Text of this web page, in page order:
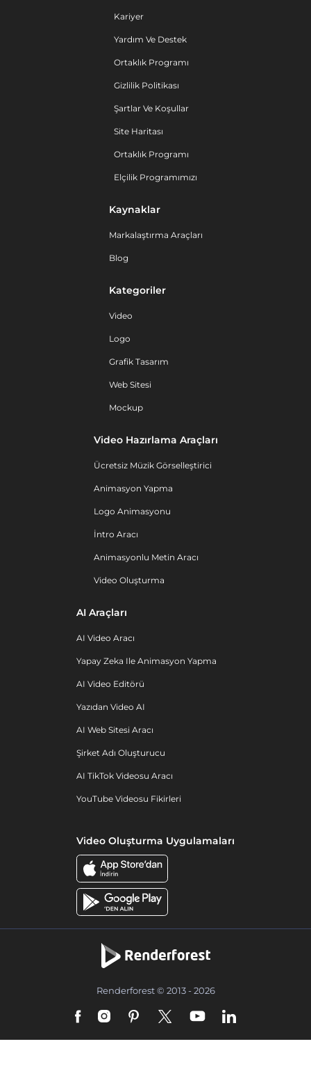
Kariyer
Yardım Ve Destek
Ortaklık Programı
Gizlilik Politikası
Şartlar Ve Koşullar
Site Haritası
Ortaklık Programı
Elçilik Programımızı
Kaynaklar
Markalaştırma Araçları
Blog
Kategoriler
Video
Logo
Grafik Tasarım
Web Sitesi
Mockup
Video Hazırlama Araçları
Ücretsiz Müzik Görselleştirici
Animasyon Yapma
Logo Animasyonu
İntro Aracı
Animasyonlu Metin Aracı
Video Oluşturma
AI Araçları
AI Video Aracı
Yapay Zeka Ile Animasyon Yapma
AI Video Editörü
Yazıdan Video AI
AI Web Sitesi Aracı
Şirket Adı Oluşturucu
AI TikTok Videosu Aracı
YouTube Videosu Fikirleri
Video Oluşturma Uygulamaları
Renderforest © 2013 - 2026